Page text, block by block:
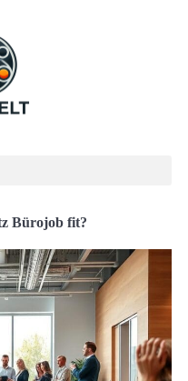
Bürojob fit?